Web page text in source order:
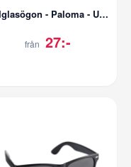
Solglasögon - Paloma - UV400
från 27:-